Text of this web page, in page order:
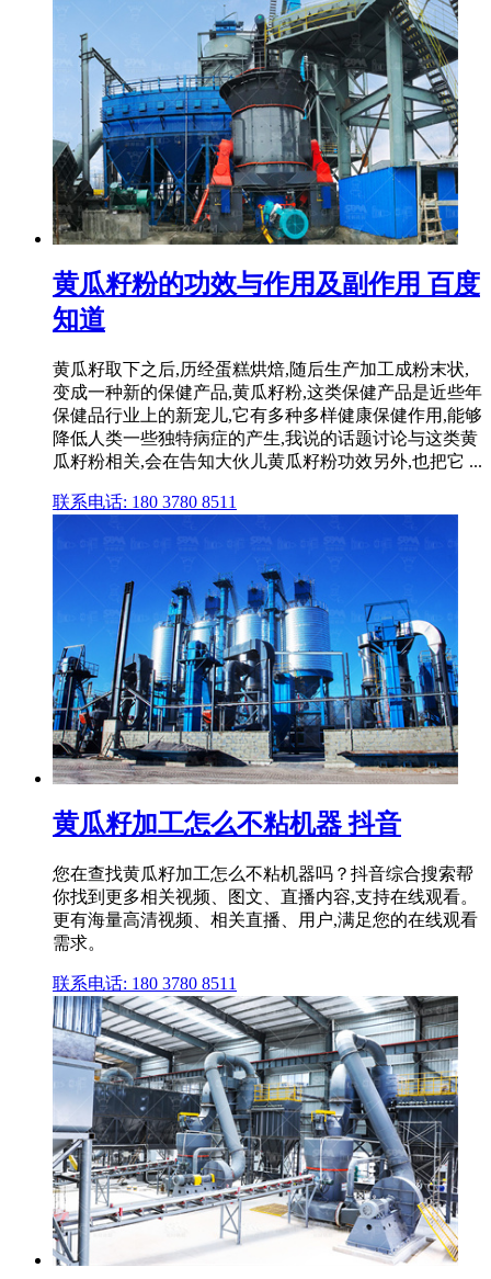
黄瓜籽粉的功效与作用及副作用 百度
知道
黄瓜籽取下之后,历经蛋糕烘焙,随后生产加工成粉末状,
变成一种新的保健产品,黄瓜籽粉,这类保健产品是近些年
保健品行业上的新宠儿,它有多种多样健康保健作用,能够
降低人类一些独特病症的产生,我说的话题讨论与这类黄
瓜籽粉相关,会在告知大伙儿黄瓜籽粉功效另外,也把它 ...
联系电话: 180 3780 8511
黄瓜籽加工怎么不粘机器 抖音
您在查找黄瓜籽加工怎么不粘机器吗？抖音综合搜索帮
你找到更多相关视频、图文、直播内容,支持在线观看。
更有海量高清视频、相关直播、用户,满足您的在线观看
需求。
联系电话: 180 3780 8511